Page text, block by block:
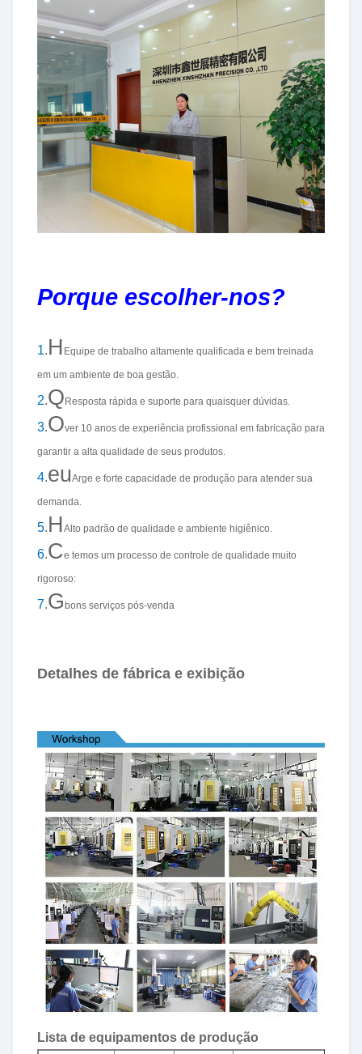
Porque escolher-nos?
1.H Equipe de trabalho altamente qualificada e bem treinada
em um ambiente de boa gestão.
2.Q Resposta rápida e suporte para quaisquer dúvidas.
3.Over 10 anos de experiência profissional em fabricação para
garantir a alta qualidade de seus produtos.
4.euArge e forte capacidade de produção para atender sua
demanda.
5.HAlto padrão de qualidade e ambiente higiênico.
6.Ce temos um processo de controle de qualidade muito
rigoroso:
7.G bons serviços pós-venda
Detalhes de fábrica e exibição
Lista de equipamentos de produção